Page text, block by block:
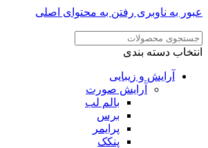
به ناوبریرفتن به محتوای اصلی
دسته بندی
آرایش و زیبایی
آرایش صورت
بالم لب
برس
پرایمر
پنکک